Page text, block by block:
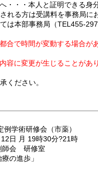
・・・本人と証明できる身
れる方は受講料を事務局
は本部事務局（TEL455-
合で時間が変動する場合が
容に変更が生じることがあり
ください。
例学術研修会（市薬）
日 月 19時30分?21時
師会 研修室
の進歩」